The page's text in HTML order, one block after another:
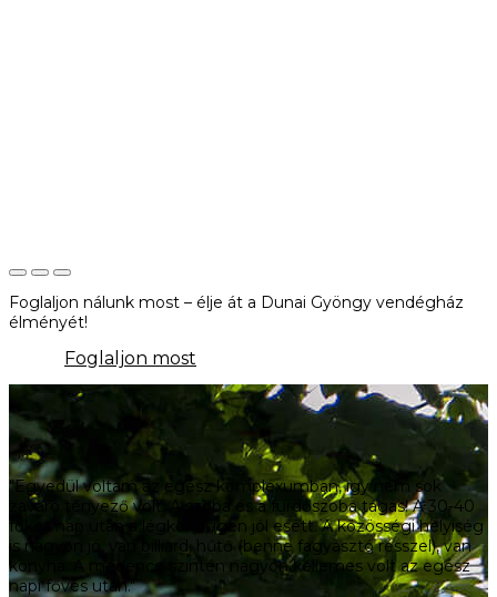
Foglaljon nálunk most – élje át a Dunai Gyöngy vendégház
élményét!
Foglaljon most
"Egyedül voltam az egész komplexumban, így nem sok
zavaró tényező volt. A szoba és a fürdőszoba tágas! A 30-40
fokos nap után a légkondi igen jól esett. A közösségi helyiség
is nagyon jó, van billiárd, hűtő (benne fagyasztó résszel), van
konyha. A medence szintén nagyon kellemes volt az egész
napi fővés után."